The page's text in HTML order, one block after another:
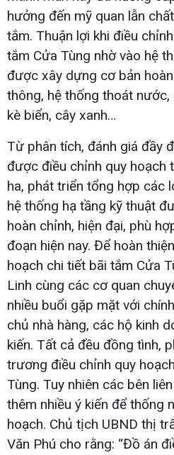
hưởng đến mỹ quan lẫn
tắm. Thuận lợi khi điều
tắm Cửa Tùng nhờ vào hệ
được xây dựng cơ bản
thông, hệ thống thoát nước,
kè biển, cây xanh…
Từ phân tích, đánh giá đầy
được điều chỉnh quy hoạch
ha, phát triển tổng hợp các
hệ thống hạ tầng kỹ thuật
hoàn chỉnh, hiện đại, phù
đoạn hiện nay. Để hoàn
hoạch chi tiết bãi tắm Cửa
Linh cùng các cơ quan
nhiều buổi gặp mặt với
chủ nhà hàng, các hộ kinh
kiến. Tất cả đều đồng tình,
trương điều chỉnh quy
Tùng. Tuy nhiên các bên
thêm nhiều ý kiến để thống
hoạch. Chủ tịch UBND thị
Văn Phú cho rằng: “Đồ án